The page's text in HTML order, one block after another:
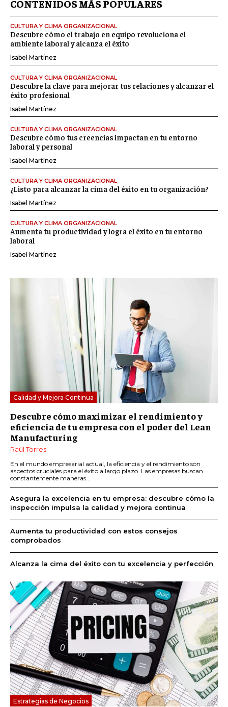
CONTENIDOS MÁS POPULARES
CULTURA Y CLIMA ORGANIZACIONAL
Descubre cómo el trabajo en equipo revoluciona el
ambiente laboral y alcanza el éxito
Isabel Martínez
CULTURA Y CLIMA ORGANIZACIONAL
Descubre la clave para mejorar tus relaciones y alcanzar el
éxito profesional
Isabel Martínez
CULTURA Y CLIMA ORGANIZACIONAL
Descubre cómo tus creencias impactan en tu entorno
laboral y personal
Isabel Martínez
CULTURA Y CLIMA ORGANIZACIONAL
¿Listo para alcanzar la cima del éxito en tu organización?
Isabel Martínez
CULTURA Y CLIMA ORGANIZACIONAL
Aumenta tu productividad y logra el éxito en tu entorno
laboral
Isabel Martínez
Calidad y Mejora Continua
Descubre cómo maximizar el rendimiento y
eficiencia de tu empresa con el poder del Lean
Manufacturing
Raúl Torres
En el mundo empresarial actual, la eficiencia y el rendimiento son
aspectos cruciales para el éxito a largo plazo. Las empresas buscan
constantemente maneras...
Asegura la excelencia en tu empresa: descubre cómo la
inspección impulsa la calidad y mejora continua
Aumenta tu productividad con estos consejos
comprobados
Alcanza la cima del éxito con tu excelencia y perfección
Estrategias de Negocios